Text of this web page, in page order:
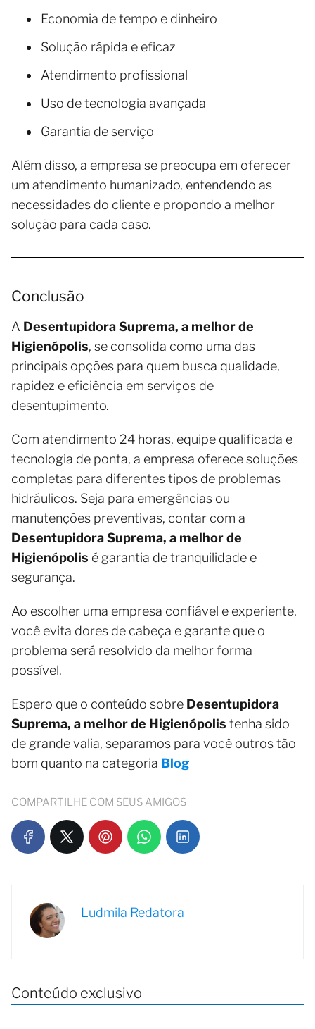
Economia de tempo e dinheiro
Solução rápida e eficaz
Atendimento profissional
Uso de tecnologia avançada
Garantia de serviço
Além disso, a empresa se preocupa em oferecer
um atendimento humanizado, entendendo as
necessidades do cliente e propondo a melhor
solução para cada caso.
Conclusão
A Desentupidora Suprema, a melhor de
Higienópolis, se consolida como uma das
principais opções para quem busca qualidade,
rapidez e eficiência em serviços de
desentupimento.
Com atendimento 24 horas, equipe qualificada e
tecnologia de ponta, a empresa oferece soluções
completas para diferentes tipos de problemas
hidráulicos. Seja para emergências ou
manutenções preventivas, contar com a
Desentupidora Suprema, a melhor de
Higienópolis é garantia de tranquilidade e
segurança.
Ao escolher uma empresa confiável e experiente,
você evita dores de cabeça e garante que o
problema será resolvido da melhor forma
possível.
Espero que o conteúdo sobre Desentupidora
Suprema, a melhor de Higienópolis tenha sido
de grande valia, separamos para você outros tão
bom quanto na categoria Blog
COMPARTILHE COM SEUS AMIGOS
Ludmila Redatora
Conteúdo exclusivo